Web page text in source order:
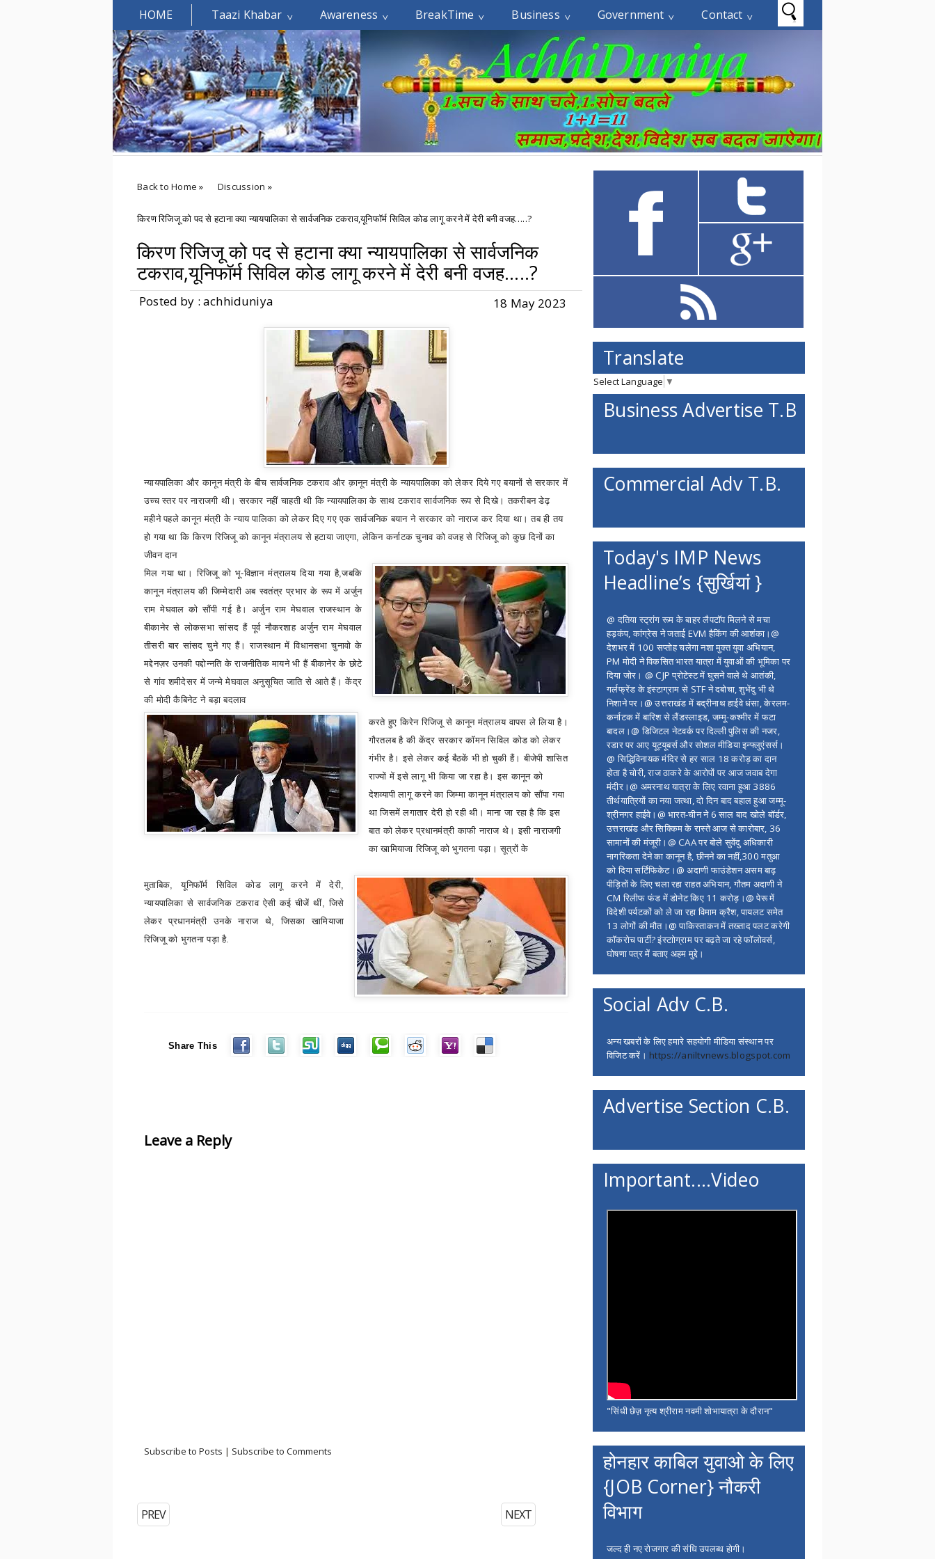
HOME Taazi Khabar Awareness BreakTime Business Government Contact
Welcomes You.....
Back to Home » Discussion »
किरण रिजिजू को पद से हटाना क्या न्यायपालिका से सार्वजनिक टकराव,यूनिफॉर्म सिविल कोड लागू करने में देरी बनी वजह…..?
किरण रिजिजू को पद से हटाना क्या न्यायपालिका से सार्वजनिक
टकराव,यूनिफॉर्म सिविल कोड लागू करने में देरी बनी वजह…..?
Posted by : achhiduniya 18 May 2023
न्यायपालिका और कानून मंत्री के बीच सार्वजनिक टकराव और क़ानून मंत्री के न्यायपालिका को लेकर दिये गए बयानों से सरकार में
उच्च स्तर पर नाराजगी थी। सरकार नहीं चाहती थी कि न्यायपालिका के साथ टकराव सार्वजनिक रूप से दिखे। तकरीबन डेढ़
महीने पहले कानून मंत्री के न्याय पालिका को लेकर दिए गए एक सार्वजनिक बयान ने सरकार को नाराज कर दिया था। तब ही तय
हो गया था कि किरण रिजिजू को कानून मंत्रालय से हटाया जाएगा,लेकिन कर्नाटक चुनाव को वजह से रिजिजू को कुछ दिनों का
जीवन दान
मिल गया था।रिजिजू को भू-विज्ञान मंत्रालय दिया गया है,जबकि
कानून मंत्रालय की जिम्मेदारी अब स्वतंत्र प्रभार के रूप में अर्जुन
राम मेघवाल को सौंपी गई है। अर्जुन राम मेघवाल राजस्थान के
बीकानेर से लोकसभा सांसद हैं पूर्व नौकरशाह अर्जुन राम मेघवाल
तीसरी बार सांसद चुने गए हैं। राजस्थान में विधानसभा चुनावो के
मद्देनज़र उनकी पद्दोन्नति के राजनीतिक मायने भी हैं बीकानेर के छोटे
से गांव शमीदेसर में जन्मे मेघवाल अनुसूचित जाति से आते हैं। केंद्र
की मोदी कैबिनेट ने बड़ा बदलाव
करते हुए किरेन रिजिजू से कानून मंत्रालय वापस ले लिया है।
गौरतलब है कीकेंद्र सरकार कॉमन सिविल कोड को लेकर
गंभीर है। इसे लेकर कई बैठकें भी हो चुकी हैं। बीजेपी शासित
राज्यों में इसे लागू भी किया जा रहा है। इस कानून को
देशव्यापी लागू करने का जिम्मा कानून मंत्रालय को सौंपा गया
था जिसमें लगातार देरी हो रही थी। माना जा रहा है कि इस
बात को लेकर प्रधानमंत्री काफी नाराज थे। इसी नाराजगी
का खामियाजा रिजिजू को भुगतना पड़ा। सूत्रों के
मुताबिक ,यूनिफॉर्म सिविल कोड लागू करने में देरी
न्यायपालिका से सार्वजनिक टकराव ऐसी कई चीजें थीं,जिसे
लेकर प्रधानमंत्री उनके नाराज थे,जिसका खामियाजा
रिजिजू को भुगतना पड़ा है.
Share This
Leave a Reply
Subscribe to Posts | Subscribe to Comments
NEXT
PREV
Translate
Select Language ▼
Business Advertise T.B
Commercial Adv T.B.
Today's IMP News
Headline’s {सुर्खियां }
@ दतिया स्ट्रांग रूम के बाहर लैपटॉप मिलने से मचा
हड़कंप, कांग्रेस ने जताई EVM हैकिंग की आशंका।@
देशभर में 100 सप्ताेह चलेगा नशा मुक्त युवा अभियान,
PM मोदी ने विकसित भारत यात्रा में युवाओं की भूमिका पर
दिया जोर। @ CJP प्रोटेस्ट में घुसने वाले थे आतंकी,
गर्लफ्रेंड के इंस्टाग्राम से STF ने दबोचा, शुभेंदु भी थे
निशाने पर।@ उत्तराखंड में बद्रीनाथ हाईवे धंसा, केरलम-
कर्नाटक में बारिश से लैंडस्लाइड, जम्मू-कश्मीर में फटा
बादल।@ डिजिटल नेटवर्क पर दिल्ली पुलिस की नजर,
रडार पर आए यूट्यूबर्स और सोशल मीडिया इन्फ्लुएंसर्स।
@ सिद्धिविनायक मंदिर से हर साल 18 करोड़ का दान
होता है चोरी, राज ठाकरे के आरोपों पर आज जवाब देगा
मंदीर।@ अमरनाथ यात्रा के लिए रवाना हुआ 3886
तीर्थयात्रियों का नया जत्था, दो दिन बाद बहाल हुआ जम्मू-
श्रीनगर हाईवे।@ भारत-चीन ने 6 साल बाद खोले बॉर्डर,
उत्तराखंड और सिक्किम के रास्ते आज से कारोबार, 36
सामानों की मंजूरी।@ CAA पर बोले सुवेंदु अधिकारी
नागरिकता देने का कानून है, छीनने का नहीं,300 मतुआ
को दिया सर्टिफिकेट।@ अदाणी फाउंडेशन असम बाढ़
पीड़ितों के लिए चला रहा राहत अभियान, गौतम अदाणी ने
CM रिलीफ फंड में डोनेट किए 11 करोड़।@ पेरू में
विदेशी पर्यटकों को ले जा रहा विमाम क्रैश, पायलट समेत
13 लोगों की मौत।@ पाकिस्ताकन में तख्ताद पलट करेगी
कॉकरोच पार्टी? इंस्टाोग्राम पर बढ़ते जा रहे फॉलोवर्स,
घोषणा पत्र में बताए अहम मुद्दे।
Social Adv C.B.
अन्य खबरों के लिए हमारे सहयोगी मीडिया संस्थान पर
विजिट करें। https://aniltvnews.blogspot.com
Advertise Section C.B.
Important....Video
"सिंधी छेज़ नृत्य श्रीराम नवमी शोभायात्रा के दौरान"
होनहार काबिल युवाओ के लिए
{JOB Corner} नौकरी
विभाग
जल्द ही नए रोजगार की संधि उपलब्ध होगी।